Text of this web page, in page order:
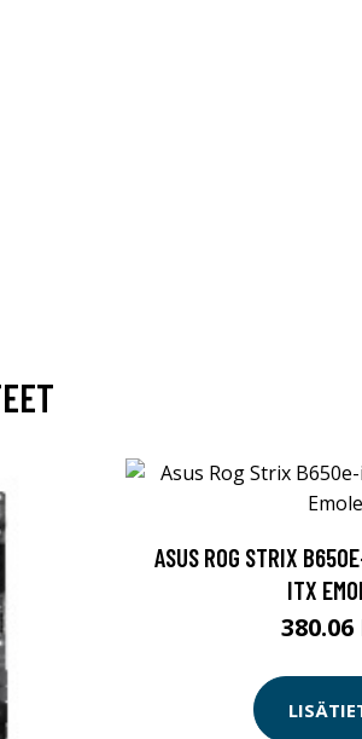
ASUS ROG STRIX
ITX
380.06